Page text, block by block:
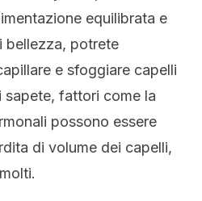
equilibrata e
bellezza, potrete
e sfoggiare capelli
fattori come la
possono essere
di volume dei capelli,